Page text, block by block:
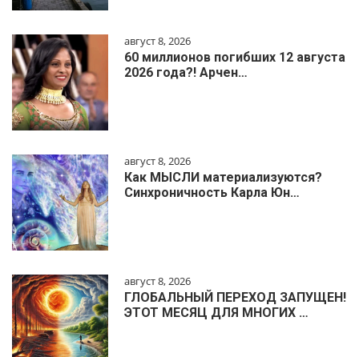
август 8, 2026
60 миллионов погибших 12 августа
2026 года?! Арчен…
август 8, 2026
Как МЫСЛИ материализуются?
Синхроничность Карла Юн…
август 8, 2026
ГЛОБАЛЬНЫЙ ПЕРЕХОД ЗАПУЩЕН!
ЭТОТ МЕСЯЦ ДЛЯ МНОГИХ …